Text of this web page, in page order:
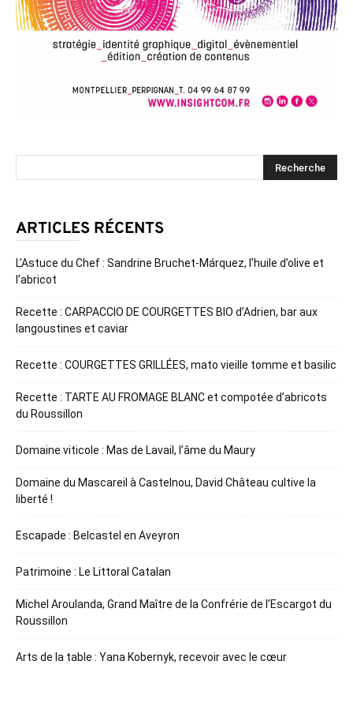
ARTICLES RÉCENTS
L’Astuce du Chef : Sandrine Bruchet-Márquez, l’huile d’olive et
l’abricot
Recette : CARPACCIO DE COURGETTES BIO d’Adrien, bar aux
langoustines et caviar
Recette : COURGETTES GRILLÉES, mato vieille tomme et basilic
Recette : TARTE AU FROMAGE BLANC et compotée d’abricots
du Roussillon
Domaine viticole : Mas de Lavail, l’âme du Maury
Domaine du Mascareil à Castelnou, David Château cultive la
liberté !
Escapade : Belcastel en Aveyron
Patrimoine : Le Littoral Catalan
Michel Aroulanda, Grand Maître de la Confrérie de l’Escargot du
Roussillon
Arts de la table : Yana Kobernyk, recevoir avec le cœur